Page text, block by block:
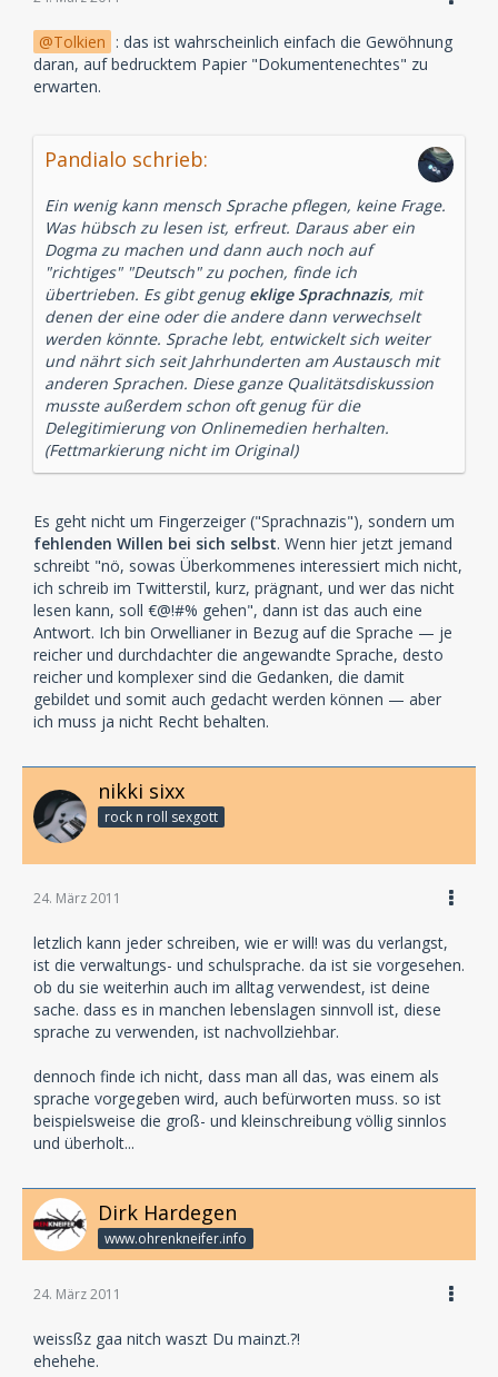
Tolkien : das ist wahrscheinlich einfach die Gewöhnung
daran, auf bedrucktem Papier "Dokumentenechtes" zu
erwarten.
Pandialo schrieb:
Ein wenig kann mensch Sprache pflegen, keine Frage.
Was hübsch zu lesen ist, erfreut. Daraus aber ein
Dogma zu machen und dann auch noch auf
"richtiges" "Deutsch" zu pochen, finde ich
übertrieben. Es gibt genug eklige Sprachnazis, mit
denen der eine oder die andere dann verwechselt
werden könnte. Sprache lebt, entwickelt sich weiter
und nährt sich seit Jahrhunderten am Austausch mit
anderen Sprachen. Diese ganze Qualitätsdiskussion
musste außerdem schon oft genug für die
Delegitimierung von Onlinemedien herhalten.
(Fettmarkierung nicht im Original)
Es geht nicht um Fingerzeiger ("Sprachnazis"), sondern um
fehlenden Willen bei sich selbst. Wenn hier jetzt jemand
schreibt "nö, sowas Überkommenes interessiert mich nicht,
ich schreib im Twitterstil, kurz, prägnant, und wer das nicht
lesen kann, soll €@!#% gehen", dann ist das auch eine
Antwort. Ich bin Orwellianer in Bezug auf die Sprache — je
reicher und durchdachter die angewandte Sprache, desto
reicher und komplexer sind die Gedanken, die damit
gebildet und somit auch gedacht werden können — aber
ich muss ja nicht Recht behalten.
nikki sixx
rock n roll sexgott
24. März 2011
letzlich kann jeder schreiben, wie er will! was du verlangst,
ist die verwaltungs- und schulsprache. da ist sie vorgesehen.
ob du sie weiterhin auch im alltag verwendest, ist deine
sache. dass es in manchen lebenslagen sinnvoll ist, diese
sprache zu verwenden, ist nachvollziehbar.
dennoch finde ich nicht, dass man all das, was einem als
sprache vorgegeben wird, auch befürworten muss. so ist
beispielsweise die groß- und kleinschreibung völlig sinnlos
und überholt...
Dirk Hardegen
www.ohrenkneifer.info
24. März 2011
weissßz gaa nitch waszt Du mainzt.?!
ehehehe.